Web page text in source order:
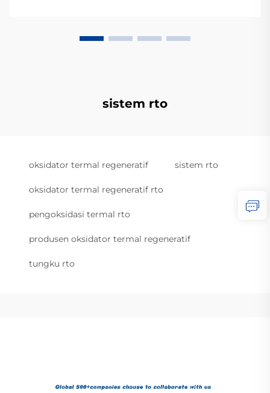
sistem rto
oksidator termal regeneratif sistem rto
oksidator termal regeneratif rto
pengoksidasi termal rto
produsen oksidator termal regeneratif
tungku rto